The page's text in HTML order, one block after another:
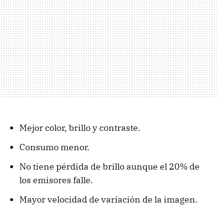
Mejor color, brillo y contraste.
Consumo menor.
No tiene pérdida de brillo aunque el 20% de
los emisores falle.
Mayor velocidad de variación de la imagen.